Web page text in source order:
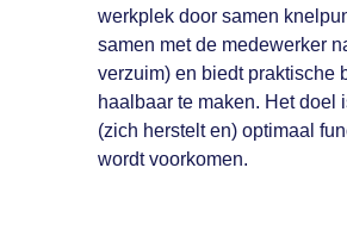
werkplek door samen
samen met de medewerker
verzuim) en biedt praktische
haalbaar te maken. Het doel
(zich herstelt en) optimaal
wordt voorkomen.